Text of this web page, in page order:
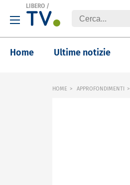
LIBERO /
Home Ultime notizie
HOME APPROFONDIMENTI